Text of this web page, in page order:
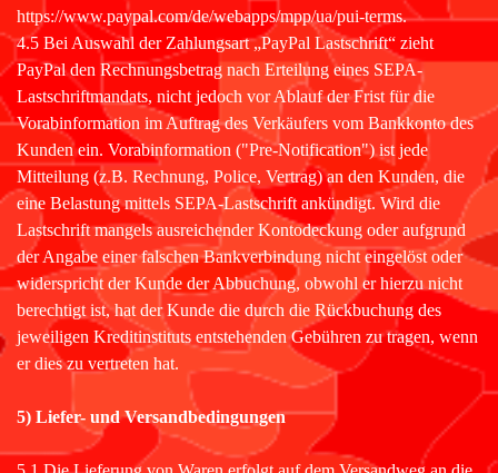
https://www.paypal.com/de/webapps/mpp/ua/pui-terms.
4.5 Bei Auswahl der Zahlungsart „PayPal Lastschrift“ zieht
PayPal den Rechnungsbetrag nach Erteilung eines SEPA-
Lastschriftmandats, nicht jedoch vor Ablauf der Frist für die
Vorabinformation im Auftrag des Verkäufers vom Bankkonto des
Kunden ein. Vorabinformation ("Pre-Notification") ist jede
Mitteilung (z.B. Rechnung, Police, Vertrag) an den Kunden, die
eine Belastung mittels SEPA-Lastschrift ankündigt. Wird die
Lastschrift mangels ausreichender Kontodeckung oder aufgrund
der Angabe einer falschen Bankverbindung nicht eingelöst oder
widerspricht der Kunde der Abbuchung, obwohl er hierzu nicht
berechtigt ist, hat der Kunde die durch die Rückbuchung des
jeweiligen Kreditinstituts entstehenden Gebühren zu tragen, wenn
er dies zu vertreten hat.
5) Liefer- und Versandbedingungen